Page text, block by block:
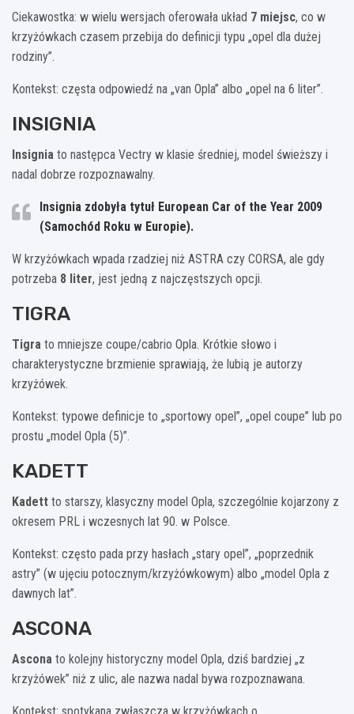
Ciekawostka: w wielu wersjach oferowała układ 7 miejsc, co w
krzyżówkach czasem przebija do definicji typu „opel dla dużej
rodziny”.
Kontekst: częsta odpowiedź na „van Opla” albo „opel na 6 liter”.
INSIGNIA
Insignia to następca Vectry w klasie średniej, model świeższy i
nadal dobrze rozpoznawalny.
Insignia zdobyła tytuł European Car of the Year 2009
(Samochód Roku w Europie).
W krzyżówkach wpada rzadziej niż ASTRA czy CORSA, ale gdy
potrzeba 8 liter, jest jedną z najczęstszych opcji.
TIGRA
Tigra to mniejsze coupe/cabrio Opla. Krótkie słowo i
charakterystyczne brzmienie sprawiają, że lubią je autorzy
krzyżówek.
Kontekst: typowe definicje to „sportowy opel”, „opel coupe” lub po
prostu „model Opla (5)”.
KADETT
Kadett to starszy, klasyczny model Opla, szczególnie kojarzony z
okresem PRL i wczesnych lat 90. w Polsce.
Kontekst: często pada przy hasłach „stary opel”, „poprzednik
astry” (w ujęciu potocznym/krzyżówkowym) albo „model Opla z
dawnych lat”.
ASCONA
Ascona to kolejny historyczny model Opla, dziś bardziej „z
krzyżówek” niż z ulic, ale nazwa nadal bywa rozpoznawana.